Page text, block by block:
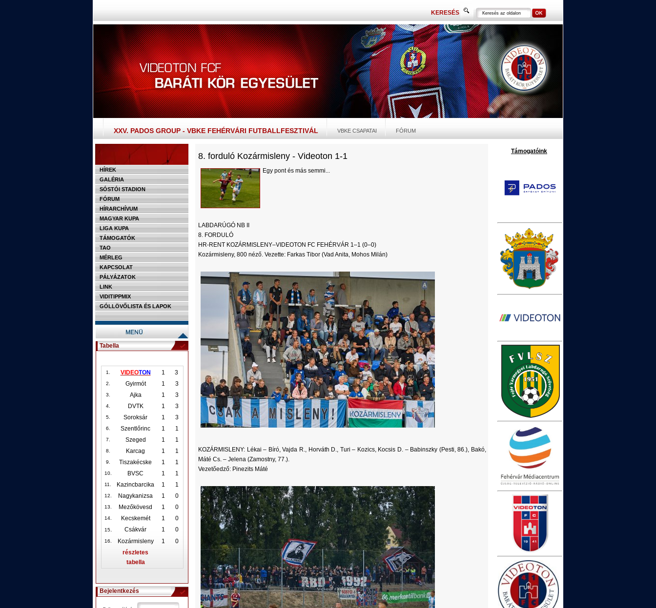
KERESÉS
XXV. PADOS GROUP - VBKE FEHÉRVÁRI FUTBALLFESZTIVÁL VBKE CSAPATAI FÓRUM
HÍREK
GALÉRIA
SÓSTÓI STADION
FÓRUM
HÍRARCHÍVUM
MAGYAR KUPA
LIGA KUPA
TÁMOGATÓK
TAO
MÉRLEG
KAPCSOLAT
PÁLYÁZATOK
LINK
VIDITIPPMIX
GÓLLÖVŐLISTA ÉS LAPOK
Tabella
1. VIDEOTON 1 3
2. Gyirmót 1 3
3. Ajka 1 3
4. DVTK 1 3
5. Soroksár 1 3
6. Szentlőrinc 1 1
7. Szeged 1 1
8. Karcag 1 1
9. Tiszakécske 1 1
10. BVSC 1 1
11. Kazincbarcika 1 1
12. Nagykanizsa 1 0
13. Mezőkövesd 1 0
14. Kecskemét 1 0
15. Csákvár 1 0
16. Kozármisleny 1
0
részletes
tabella
Bejelentkezés
8. forduló Kozármisleny - Videoton 1-1
Egy pont és más semmi...
LABDARÚGÓ NB II
8. FORDULÓ
HR-RENT KOZÁRMISLENY–VIDEOTON FC FEHÉRVÁR 1–1 (0–0)
Kozármisleny, 800 néző. Vezette: Farkas Tibor (Vad Anita, Mohos Milán)
KOZÁRMISLENY: Lékai – Bíró, Vajda R., Horváth D., Turi – Kozics, Kocsis D. – Babinszky (Pesti, 86.), Bakó,
Máté Cs. – Jelena (Zamostny, 77.).
Vezetőedző: Pinezits Máté
Támogatóink